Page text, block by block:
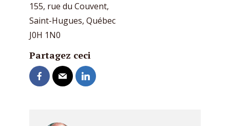
155, rue du Couvent,
Saint-Hugues, Québec
J0H 1N0
Partagez ceci